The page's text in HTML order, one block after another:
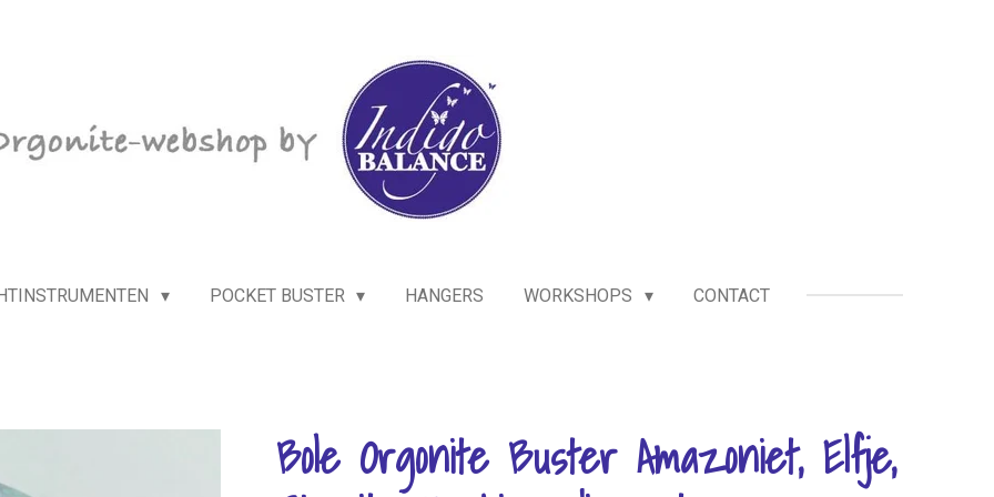
POCKET BUSTER HANGERS WORKSHOPS CONTACT
Bole Orgonite Buster Amazoniet, Elfje,